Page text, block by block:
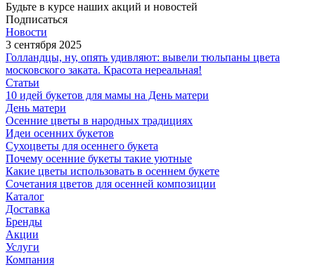
Будьте в курсе наших акций и новостей
Подписаться
Новости
3 сентября 2025
Голландцы, ну, опять удивляют: вывели тюльпаны цвета
московского заката. Красота нереальная!
Статьи
10 идей букетов для мамы на День матери
День матери
Осенние цветы в народных традициях
Идеи осенних букетов
Сухоцветы для осеннего букета
Почему осенние букеты такие уютные
Какие цветы использовать в осеннем букете
Сочетания цветов для осенней композиции
Каталог
Доставка
Бренды
Акции
Услуги
Компания